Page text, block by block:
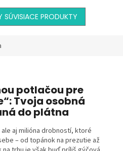
SÚVISIACE PRODUKTY
potlačou pre
Tvoja osobná
do plátna
aj milióna drobností, ktoré
– od topánok na prezutie až